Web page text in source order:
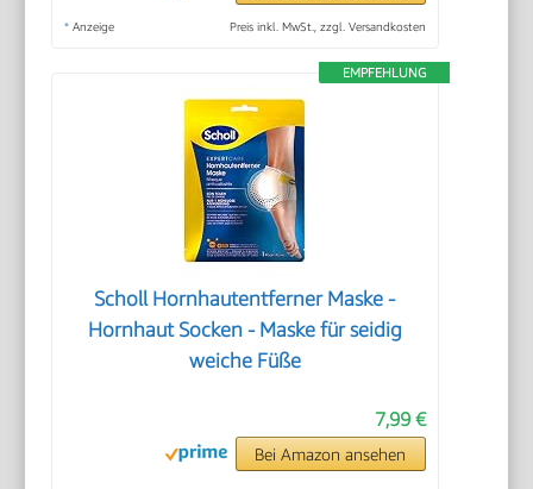
* Anzeige Preis inkl. MwSt., zzgl. Versandkosten
EMPFEHLUNG
Scholl Hornhautentferner Maske -
Hornhaut Socken - Maske für seidig
weiche Füße
7,99 €
Bei Amazon ansehen